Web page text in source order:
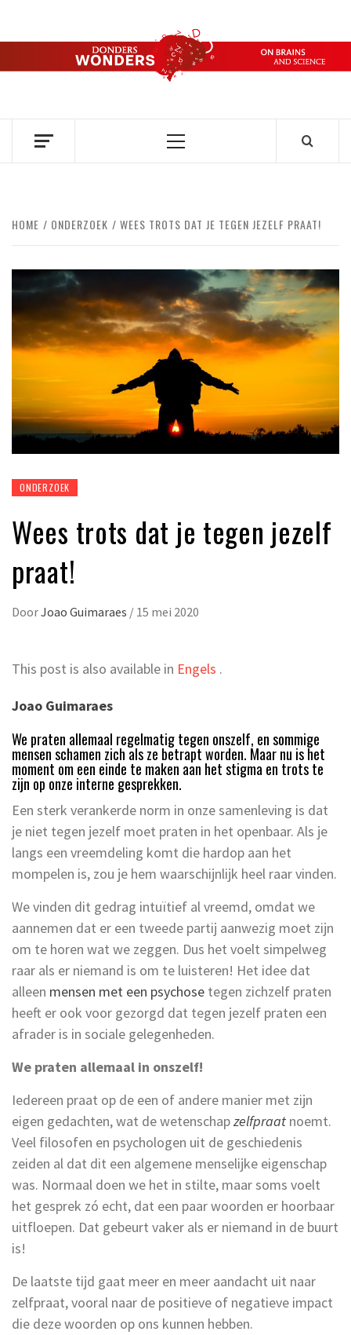
de
DONDERS
OVER HERSENEN EN WETENSCHAP // ON BRAINS AND
Primair
HOME ONDERZOEK WEES TROTS DAT JE TEGEN JEZELF PRAAT!
ONDERZOEK
Wees trots dat je tegen jezelf
praat!
DoorJoao Guimaraes / 15 mei 2020
This post is also available in Engels .
Joao Guimaraes
We praten allemaal regelmatig tegen onszelf, en sommige
mensen schamen zich als ze betrapt worden. Maar nu is het
moment om een einde te maken aan het stigma en trots te
zijn op onze interne gesprekken.
Een sterk verankerde norm in onze samenleving is dat
je niet tegen jezelf moet praten in het openbaar. Als je
langs een vreemdeling komt die hardop aan het
mompelen is, zou je hem waarschijnlijk heel raar vinden.
We vinden dit gedrag intuïtief al vreemd, omdat we
aannemen dat er een tweede partij aanwezig moet zijn
om te horen wat we zeggen. Dus het voelt simpelweg
raar als er niemand is om te luisteren! Het idee dat
alleen mensen met een psychose tegen zichzelf praten
heeft er ook voor gezorgd dat tegen jezelf praten een
afrader is in sociale gelegenheden.
We praten allemaal in onszelf!
Iedereen praat op de een of andere manier met zijn
eigen gedachten, wat de wetenschapzelfpraat noemt.
Veel filosofen en psychologen uit de geschiedenis
zeiden al dat dit een algemene menselijke eigenschap
was. Normaal doen we het in stilte, maar soms voelt
het gesprek zó echt, dat een paar woorden er hoorbaar
uitfloepen. Dat gebeurt vaker als er niemand in de buurt
is!
De laatste tijd gaat meer en meer aandacht uit naar
zelfpraat, vooral naar de positieve of negatieve impact
die deze woorden op ons kunnen hebben.